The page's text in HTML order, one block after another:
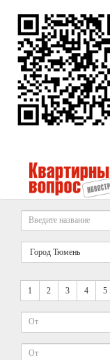
Город Тюмень
1 2 3 4 5